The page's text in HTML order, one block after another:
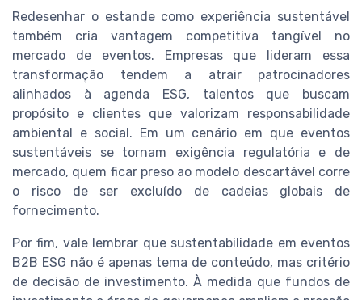
Redesenhar o estande como experiência sustentável
também cria vantagem competitiva tangível no
mercado de eventos. Empresas que lideram essa
transformação tendem a atrair patrocinadores
alinhados à agenda ESG, talentos que buscam
propósito e clientes que valorizam responsabilidade
ambiental e social. Em um cenário em que eventos
sustentáveis se tornam exigência regulatória e de
mercado, quem ficar preso ao modelo descartável corre
o risco de ser excluído de cadeias globais de
fornecimento.
Por fim, vale lembrar que sustentabilidade em eventos
B2B ESG não é apenas tema de conteúdo, mas critério
de decisão de investimento. À medida que fundos de